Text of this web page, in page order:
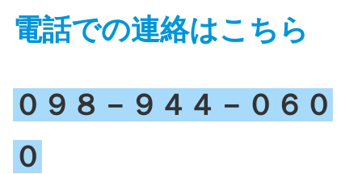
電話での連絡はこちら
０９８－９４４－０６０
０